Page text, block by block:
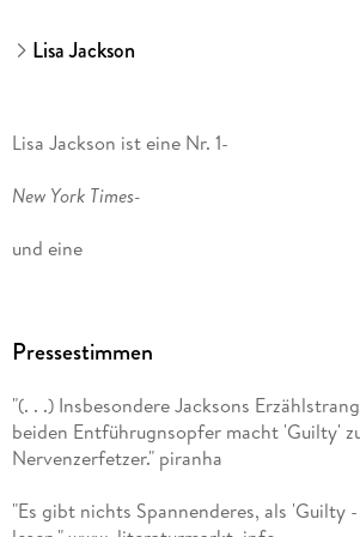
Lisa Jackson
Lisa Jackson ist eine Nr. 1-
New York Times-
und eine
-Bestsellerautorin und hat bereits über 95
Detectives Bentz & Montoya sowie
ihrer Schwester
Pressestimmen
"(. . .) Insbesondere Jacksons
beiden Entführugnsopfer macht 'Guilty'
Nervenzerfetzer." piranha
"Es gibt nichts Spannenderes, als 'Guilty